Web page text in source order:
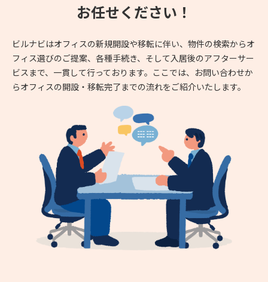
お任せください！
ビルナビはオフィスの新規開設や移転に伴い、物件の検索からオ
フィス選びのご提案、各種手続き、そして入居後のアフターサー
ビスまで、一貫して行っております。ここでは、お問い合わせか
らオフィスの開設・移転完了までの流れをご紹介いたします。